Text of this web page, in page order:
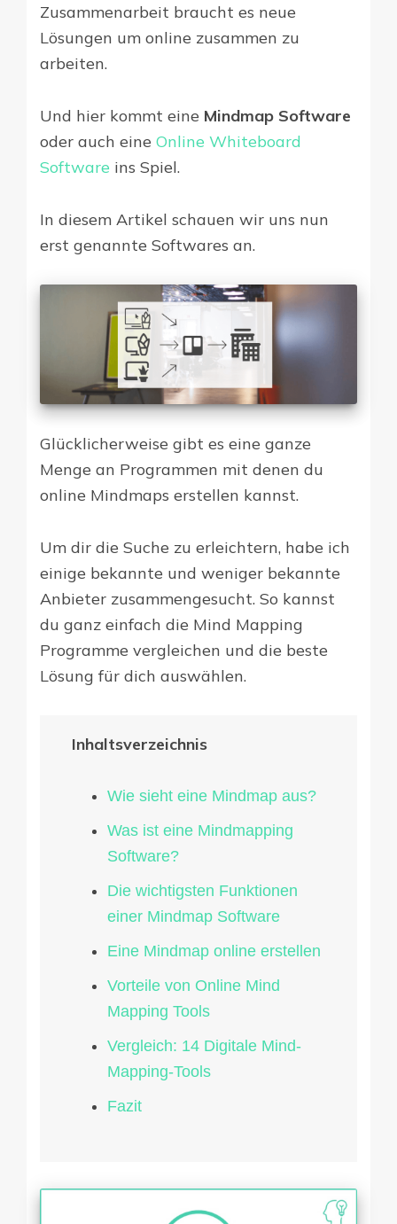
Zusammenarbeit braucht es neue
Lösungen um online zusammen zu
arbeiten.
Und hier kommt eine Mindmap Software
oder auch eine Online Whiteboard
Software ins Spiel.
In diesem Artikel schauen wir uns nun
erst genannte Softwares an.
Glücklicherweise gibt es eine ganze
Menge an Programmen mit denen du
online Mindmaps erstellen kannst.
Um dir die Suche zu erleichtern, habe ich
einige bekannte und weniger bekannte
Anbieter zusammengesucht. So kannst
du ganz einfach die Mind Mapping
Programme vergleichen und die beste
Lösung für dich auswählen.
Inhaltsverzeichnis
Wie sieht eine Mindmap aus?
Was ist eine Mindmapping
Software?
Die wichtigsten Funktionen
einer Mindmap Software
Eine Mindmap online erstellen
Vorteile von Online Mind
Mapping Tools
Vergleich: 14 Digitale Mind-
Mapping-Tools
Fazit